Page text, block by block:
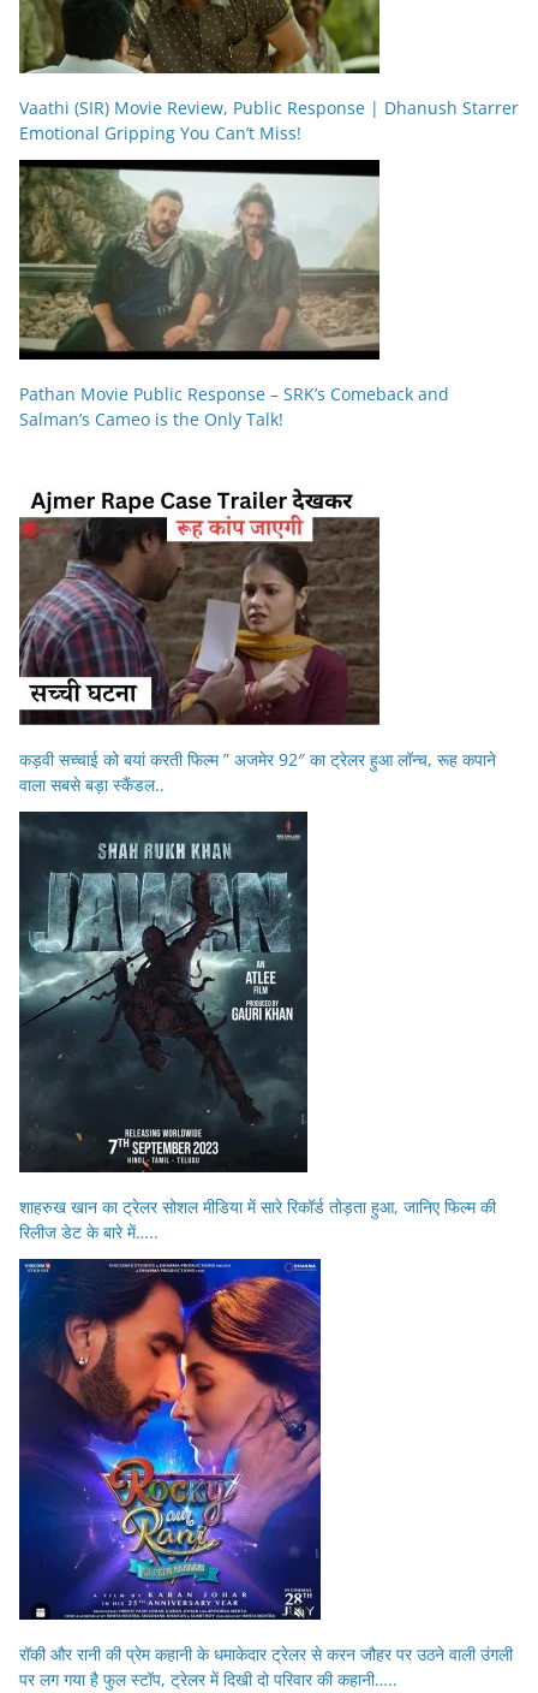
Vaathi (SIR) Movie Review, Public Response | Dhanush Starrer
Emotional Gripping You Can’t Miss!
Pathan Movie Public Response – SRK’s Comeback and
Salman’s Cameo is the Only Talk!
कड़वी सच्चाई को बयां करती फिल्म ” अजमेर 92″ का ट्रेलर हुआ लॉन्च, रूह कपाने
वाला सबसे बड़ा स्कैंडल..
शाहरुख खान का ट्रेलर सोशल मीडिया में सारे रिकॉर्ड तोड़ता हुआ, जानिए फिल्म की
रिलीज डेट के बारे में…..
रॉकी और रानी की प्रेम कहानी के धमाकेदार ट्रेलर से करन जौहर पर उठने वाली उंगली
पर लग गया है फुल स्टॉप, ट्रेलर में दिखी दो परिवार की कहानी…..